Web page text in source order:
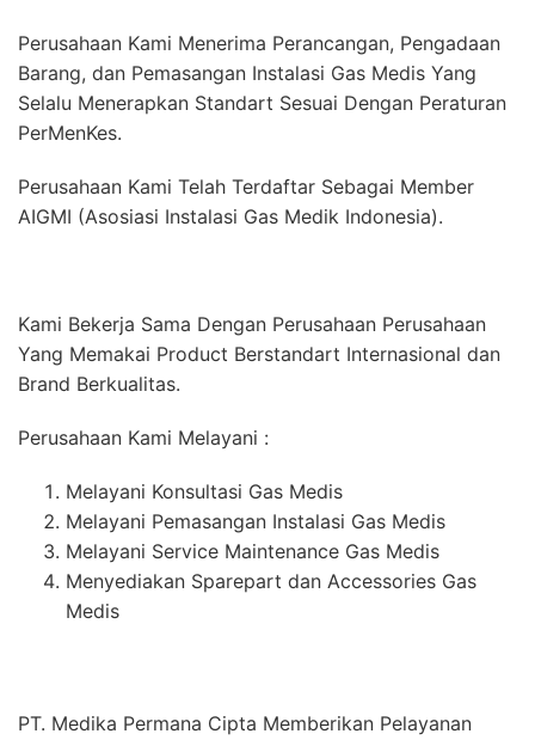
Perusahaan Kami Menerima Perancangan, Pengadaan
Barang, dan Pemasangan Instalasi Gas Medis Yang
Selalu Menerapkan Standart Sesuai Dengan Peraturan
PerMenKes.
Perusahaan Kami Telah Terdaftar Sebagai Member
AIGMI (Asosiasi Instalasi Gas Medik Indonesia).
Kami Bekerja Sama Dengan Perusahaan Perusahaan
Yang Memakai Product Berstandart Internasional dan
Brand Berkualitas.
Perusahaan Kami Melayani :
Melayani Konsultasi Gas Medis
Melayani Pemasangan Instalasi Gas Medis
Melayani Service Maintenance Gas Medis
Menyediakan Sparepart dan Accessories Gas
Medis
PT. Medika Permana Cipta Memberikan Pelayanan